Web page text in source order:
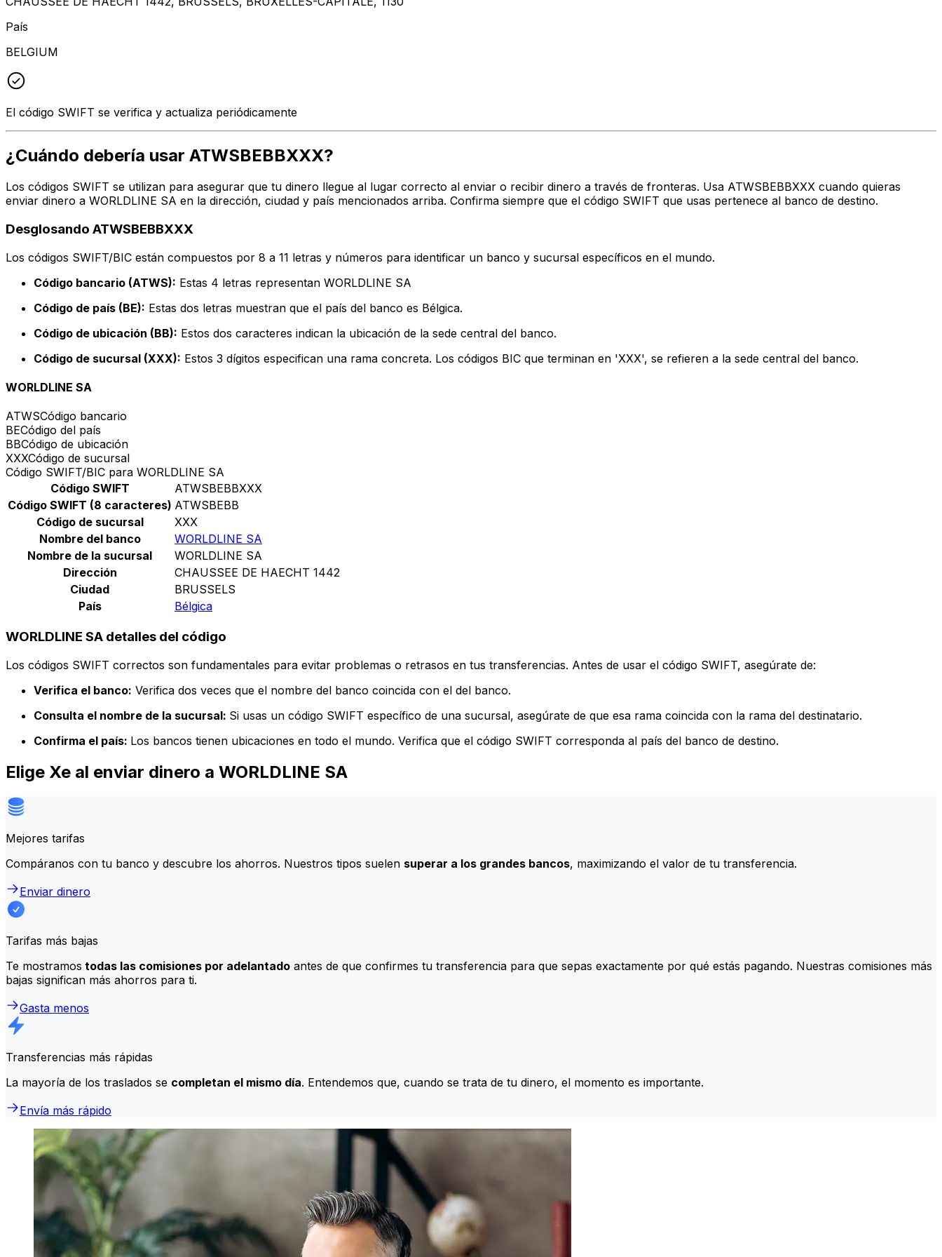
País
BELGIUM
El código SWIFT se verifica y actualiza periódicamente
¿Cuándo debería usar ATWSBEBBXXX?
Los códigos SWIFT se utilizan para asegurar que tu dinero llegue al lugar correcto al enviar o recibir dinero a través de fronteras. Usa ATWSBEBBXXX cuando quieras
enviar dinero a WORLDLINE SA en la dirección, ciudad y país mencionados arriba. Confirma siempre que el código SWIFT que usas pertenece al banco de destino.
Desglosando ATWSBEBBXXX
Los códigos SWIFT/BIC están compuestos por 8 a 11 letras y números para identificar un banco y sucursal específicos en el mundo.
Código bancario (ATWS): Estas 4 letras representan WORLDLINE SA
Código de país (BE): Estas dos letras muestran que el país del banco es Bélgica.
Código de ubicación (BB): Estos dos caracteres indican la ubicación de la sede central del banco.
Código de sucursal (XXX): Estos 3 dígitos especifican una rama concreta. Los códigos BIC que terminan en 'XXX', se refieren a la sede central del banco.
WORLDLINE SA
ATWSCódigo bancario
BECódigo del país
BBCódigo de ubicación
XXXCódigo de sucursal
Código SWIFT/BIC para WORLDLINE SA
Código SWIFT
ATWSBEBBXXX
Código SWIFT (8 caracteres) ATWSBEBB
Código de sucursal
XXX
Nombre del banco
WORLDLINE SA
Nombre de la sucursal
WORLDLINE SA
Dirección
CHAUSSEE DE HAECHT 1442
Ciudad
BRUSSELS
País
Bélgica
WORLDLINE SA detalles del código
Los códigos SWIFT correctos son fundamentales para evitar problemas o retrasos en tus transferencias. Antes de usar el código SWIFT, asegúrate de:
Verifica el banco: Verifica dos veces que el nombre del banco coincida con el del banco.
Consulta el nombre de la sucursal: Si usas un código SWIFT específico de una sucursal, asegúrate de que esa rama coincida con la rama del destinatario.
Confirma el país: Los bancos tienen ubicaciones en todo el mundo. Verifica que el código SWIFT corresponda al país del banco de destino.
Elige Xe al enviar dinero a WORLDLINE SA
Mejores tarifas
Compáranos con tu banco y descubre los ahorros. Nuestros tipos suelen superar a los grandes bancos, maximizando el valor de tu transferencia.
Enviar dinero
Tarifas más bajas
Te mostramos todas las comisiones por adelantado antes de que confirmes tu transferencia para que sepas exactamente por qué estás pagando. Nuestras comisiones más
bajas significan más ahorros para ti.
Gasta menos
Transferencias más rápidas
La mayoría de los traslados se completan el mismo día. Entendemos que, cuando se trata de tu dinero, el momento es importante.
Envía más rápido